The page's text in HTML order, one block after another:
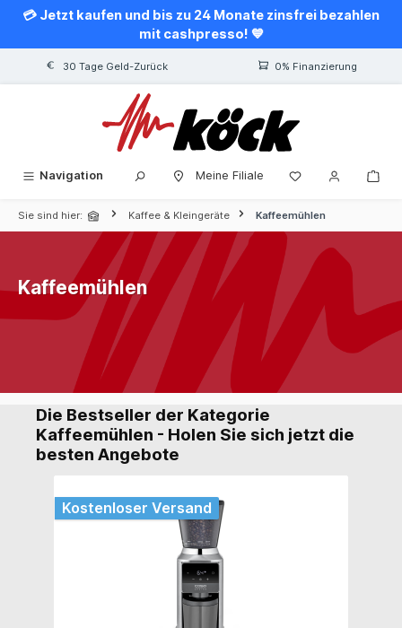
springen
💳 Jetzt kaufen und bis zu 24 Monate zinsfrei bezahlen
mit cashpresso! 💙
30 Tage Geld-Zurück 0% Finanzierung
Navigation Meine Filiale
Sie sind hier: Kaffee & Kleingeräte Kaffeemühlen
Kaffeemühlen
Die Bestseller der Kategorie
Kaffeemühlen - Holen Sie sich jetzt die
besten Angebote
Kostenloser Versand